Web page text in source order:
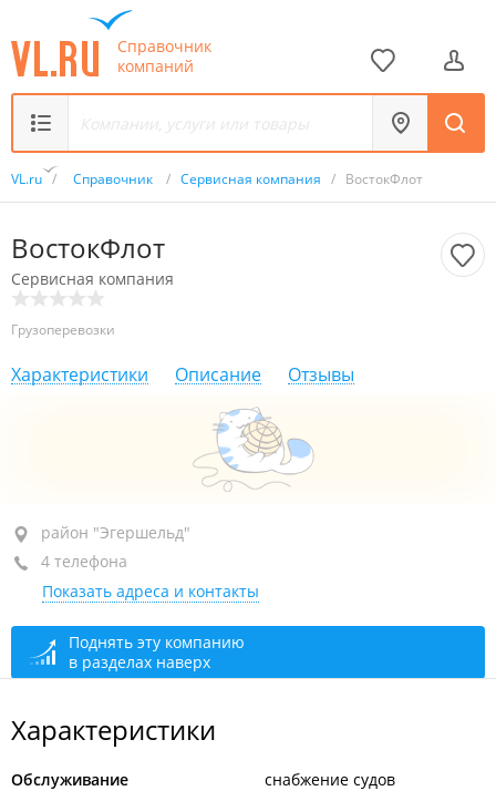
Справочник
компаний
VL.ru / Справочник / Сервисная компания / ВостокФлот
ВостокФлот
Сервисная компания
Грузоперевозки
Характеристики Описание Отзывы
район "Эгершельд", ул. Верхнепортовая, 40А
1-й этаж, пом. 6
+7 (423) 261-10-02
+7 (423) 261-09-94
+7 (423) 261-10-04тел./факс
сегодня закрыто
район "Эгершельд"
4 телефона
Показать адреса и контакты
Поднять эту компанию
в разделах наверх
Характеристики
Обслуживание снабжение судов